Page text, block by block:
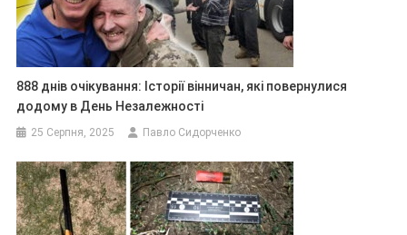
888 днів очікування: Історії вінничан, які повернулися
додому в День Незалежності
25 Серпня, 2025 Павло Сидорченко